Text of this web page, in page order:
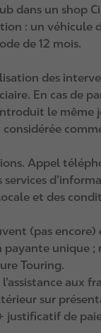
dans un shop
: un véhicule
de 12 mois.
des
En cas de
le
Appel
services
et des
(pas
unique ;
Touring.
sur
justificatif de